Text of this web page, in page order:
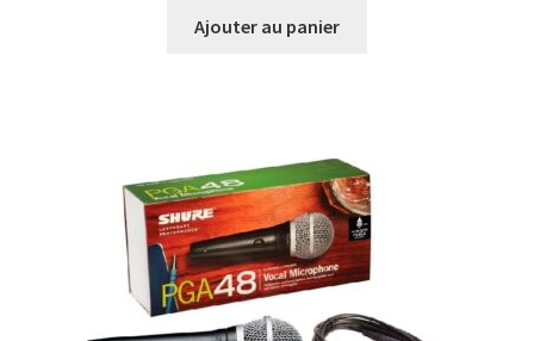
Ajouter au panier